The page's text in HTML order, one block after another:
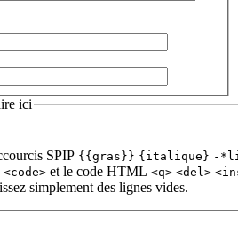
ici
SPIP {{gras}} {italique} -
<code> et le code HTML <q> <del>
simplement des lignes vides.